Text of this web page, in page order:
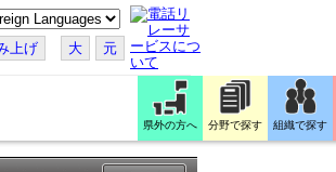
上げ 大 元
県外の方へ 分野で探す 組織で探す